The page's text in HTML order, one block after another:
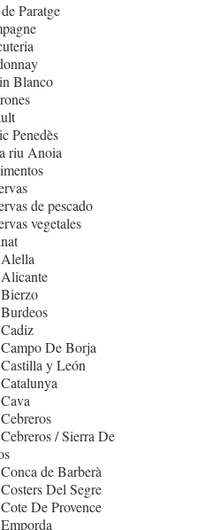
Paratge
Blanco
Penedès
riu Anoia
de pescado
vegetales
De Borja
y León
/ Sierra De
de Barberà
Del Segre
De Provence